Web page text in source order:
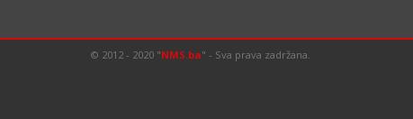
© 2012 - 2020 "NMS.ba" - Sva prava zadržana.